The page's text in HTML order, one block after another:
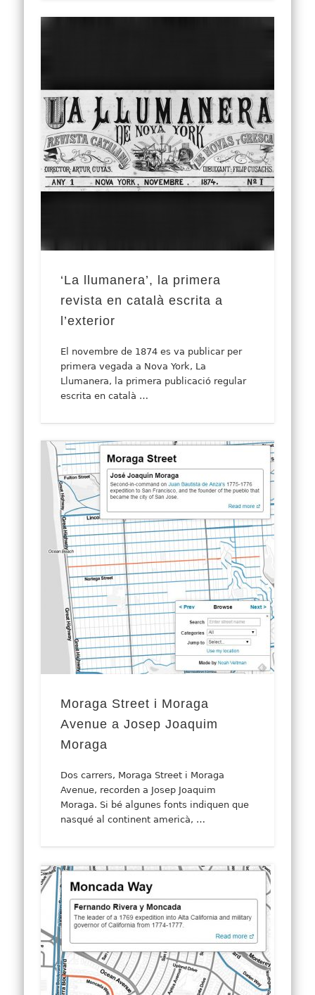
‘La llumanera’, la primera
revista en català escrita a
l’exterior
El novembre de 1874 es va publicar per
primera vegada a Nova York, La
Llumanera, la primera publicació regular
escrita en català …
Moraga Street i Moraga
Avenue a Josep Joaquim
Moraga
Dos carrers, Moraga Street i Moraga
Avenue, recorden a Josep Joaquim
Moraga. Si bé algunes fonts indiquen que
nasqué al continent americà, …